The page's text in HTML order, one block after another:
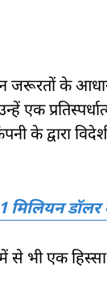
के आधार
एक
के द्वारा
डॉलर
से भी एक